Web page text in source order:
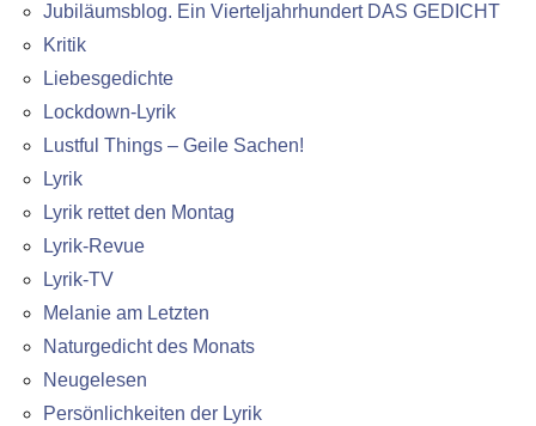
Jubiläumsblog. Ein Vierteljahrhundert DAS GEDICHT
Kritik
Liebesgedichte
Lockdown-Lyrik
Lustful Things – Geile Sachen!
Lyrik
Lyrik rettet den Montag
Lyrik-Revue
Lyrik-TV
Melanie am Letzten
Naturgedicht des Monats
Neugelesen
Persönlichkeiten der Lyrik